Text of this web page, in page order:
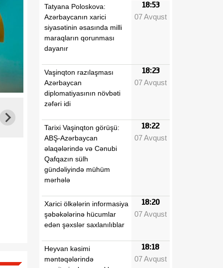
Tatyana Poloskova:
Azərbaycanın xarici
siyasətinin əsasında milli
maraqların qorunması
dayanır
18:53
07 Avqust
Vaşinqton razılaşması
Azərbaycan
diplomatiyasının növbəti
zəfəri idi
18:23
07 Avqust
Tarixi Vaşinqton görüşü:
ABŞ-Azərbaycan
əlaqələrində və Cənubi
Qafqazın sülh
gündəliyində mühüm
mərhələ
18:22
07 Avqust
Xarici ölkələrin informasiya
şəbəkələrinə hücumlar
edən şəxslər saxlanılıblar
18:20
07 Avqust
Heyvan kəsimi
məntəqələrində
18:18
07 Avqust